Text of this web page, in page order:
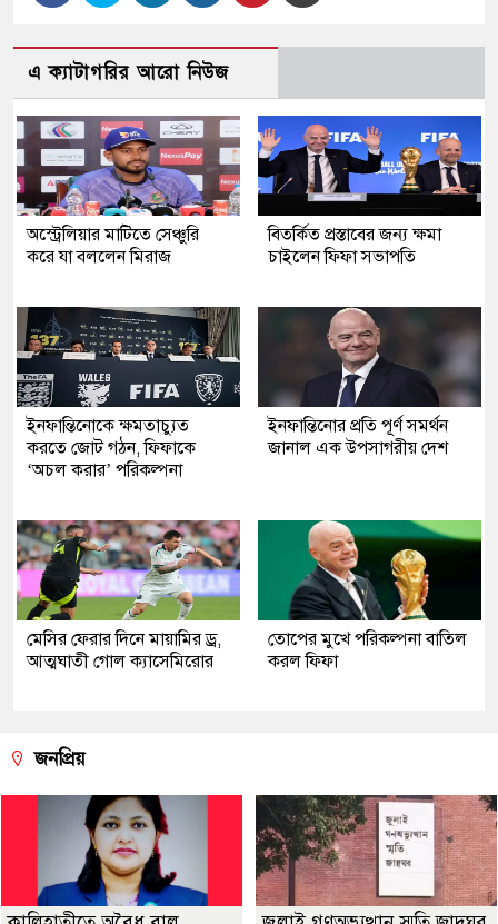
এ ক্যাটাগরির আরো নিউজ
অস্ট্রেলিয়ার মাটিতে সেঞ্চুরি
করে যা বললেন মিরাজ
বিতর্কিত প্রস্তাবের জন্য ক্ষমা
চাইলেন ফিফা সভাপতি
ইনফান্তিনোকে ক্ষমতাচ্যুত
করতে জোট গঠন, ফিফাকে
‘অচল করার’ পরিকল্পনা
ইনফান্তিনোর প্রতি পূর্ণ সমর্থন
জানাল এক উপসাগরীয় দেশ
মেসির ফেরার দিনে মায়ামির ড্র,
আত্মঘাতী গোল ক্যাসেমিরোর
তোপের মুখে পরিকল্পনা বাতিল
করল ফিফা
জনপ্রিয়